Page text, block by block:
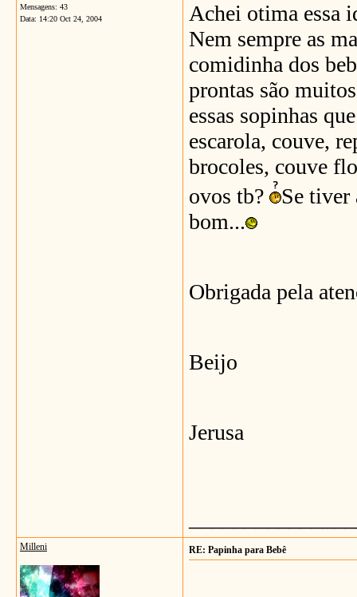
Mensagens: 43
Data: 14:20 Oct 24, 2004
Achei otima essa
Nem sempre as
comidinha dos
prontas são
essas sopinhas
escarola, couve,
brocoles, couve
ovos tb?
Se tiver
bom...
Obrigada pela
Beijo
Jerusa
Milleni RE: Papinha para Bebê